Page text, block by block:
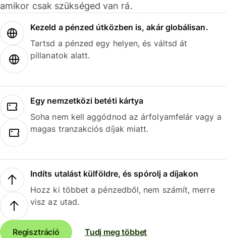
amikor csak szükséged van rá.
Kezeld a pénzed útközben is, akár globálisan.
Tartsd a pénzed egy helyen, és váltsd át
pillanatok alatt.
Egy nemzetközi betéti kártya
Soha nem kell aggódnod az árfolyamfelár vagy a
magas tranzakciós díjak miatt.
Indíts utalást külföldre, és spórolj a díjakon
Hozz ki többet a pénzedből, nem számít, merre
visz az utad.
Regisztráció Tudj meg többet